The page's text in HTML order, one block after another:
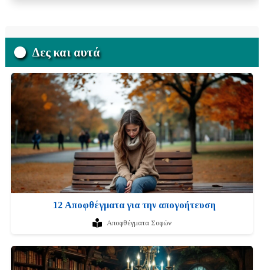
Δες και αυτά
12 Αποφθέγματα για την απογοήτευση
Αποφθέγματα Σοφών